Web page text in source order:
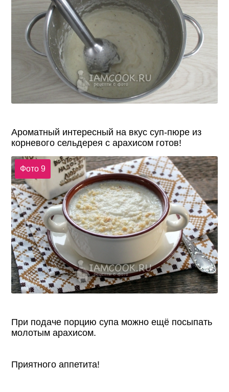
Ароматный интересный на вкус суп-пюре из
корневого сельдерея с арахисом готов!
Фото 9
При подаче порцию супа можно ещё посыпать
молотым арахисом.
Приятного аппетита!